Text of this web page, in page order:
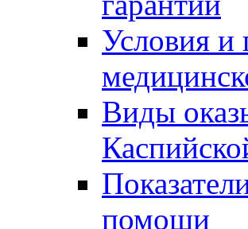
Условия и
Виды
помощи